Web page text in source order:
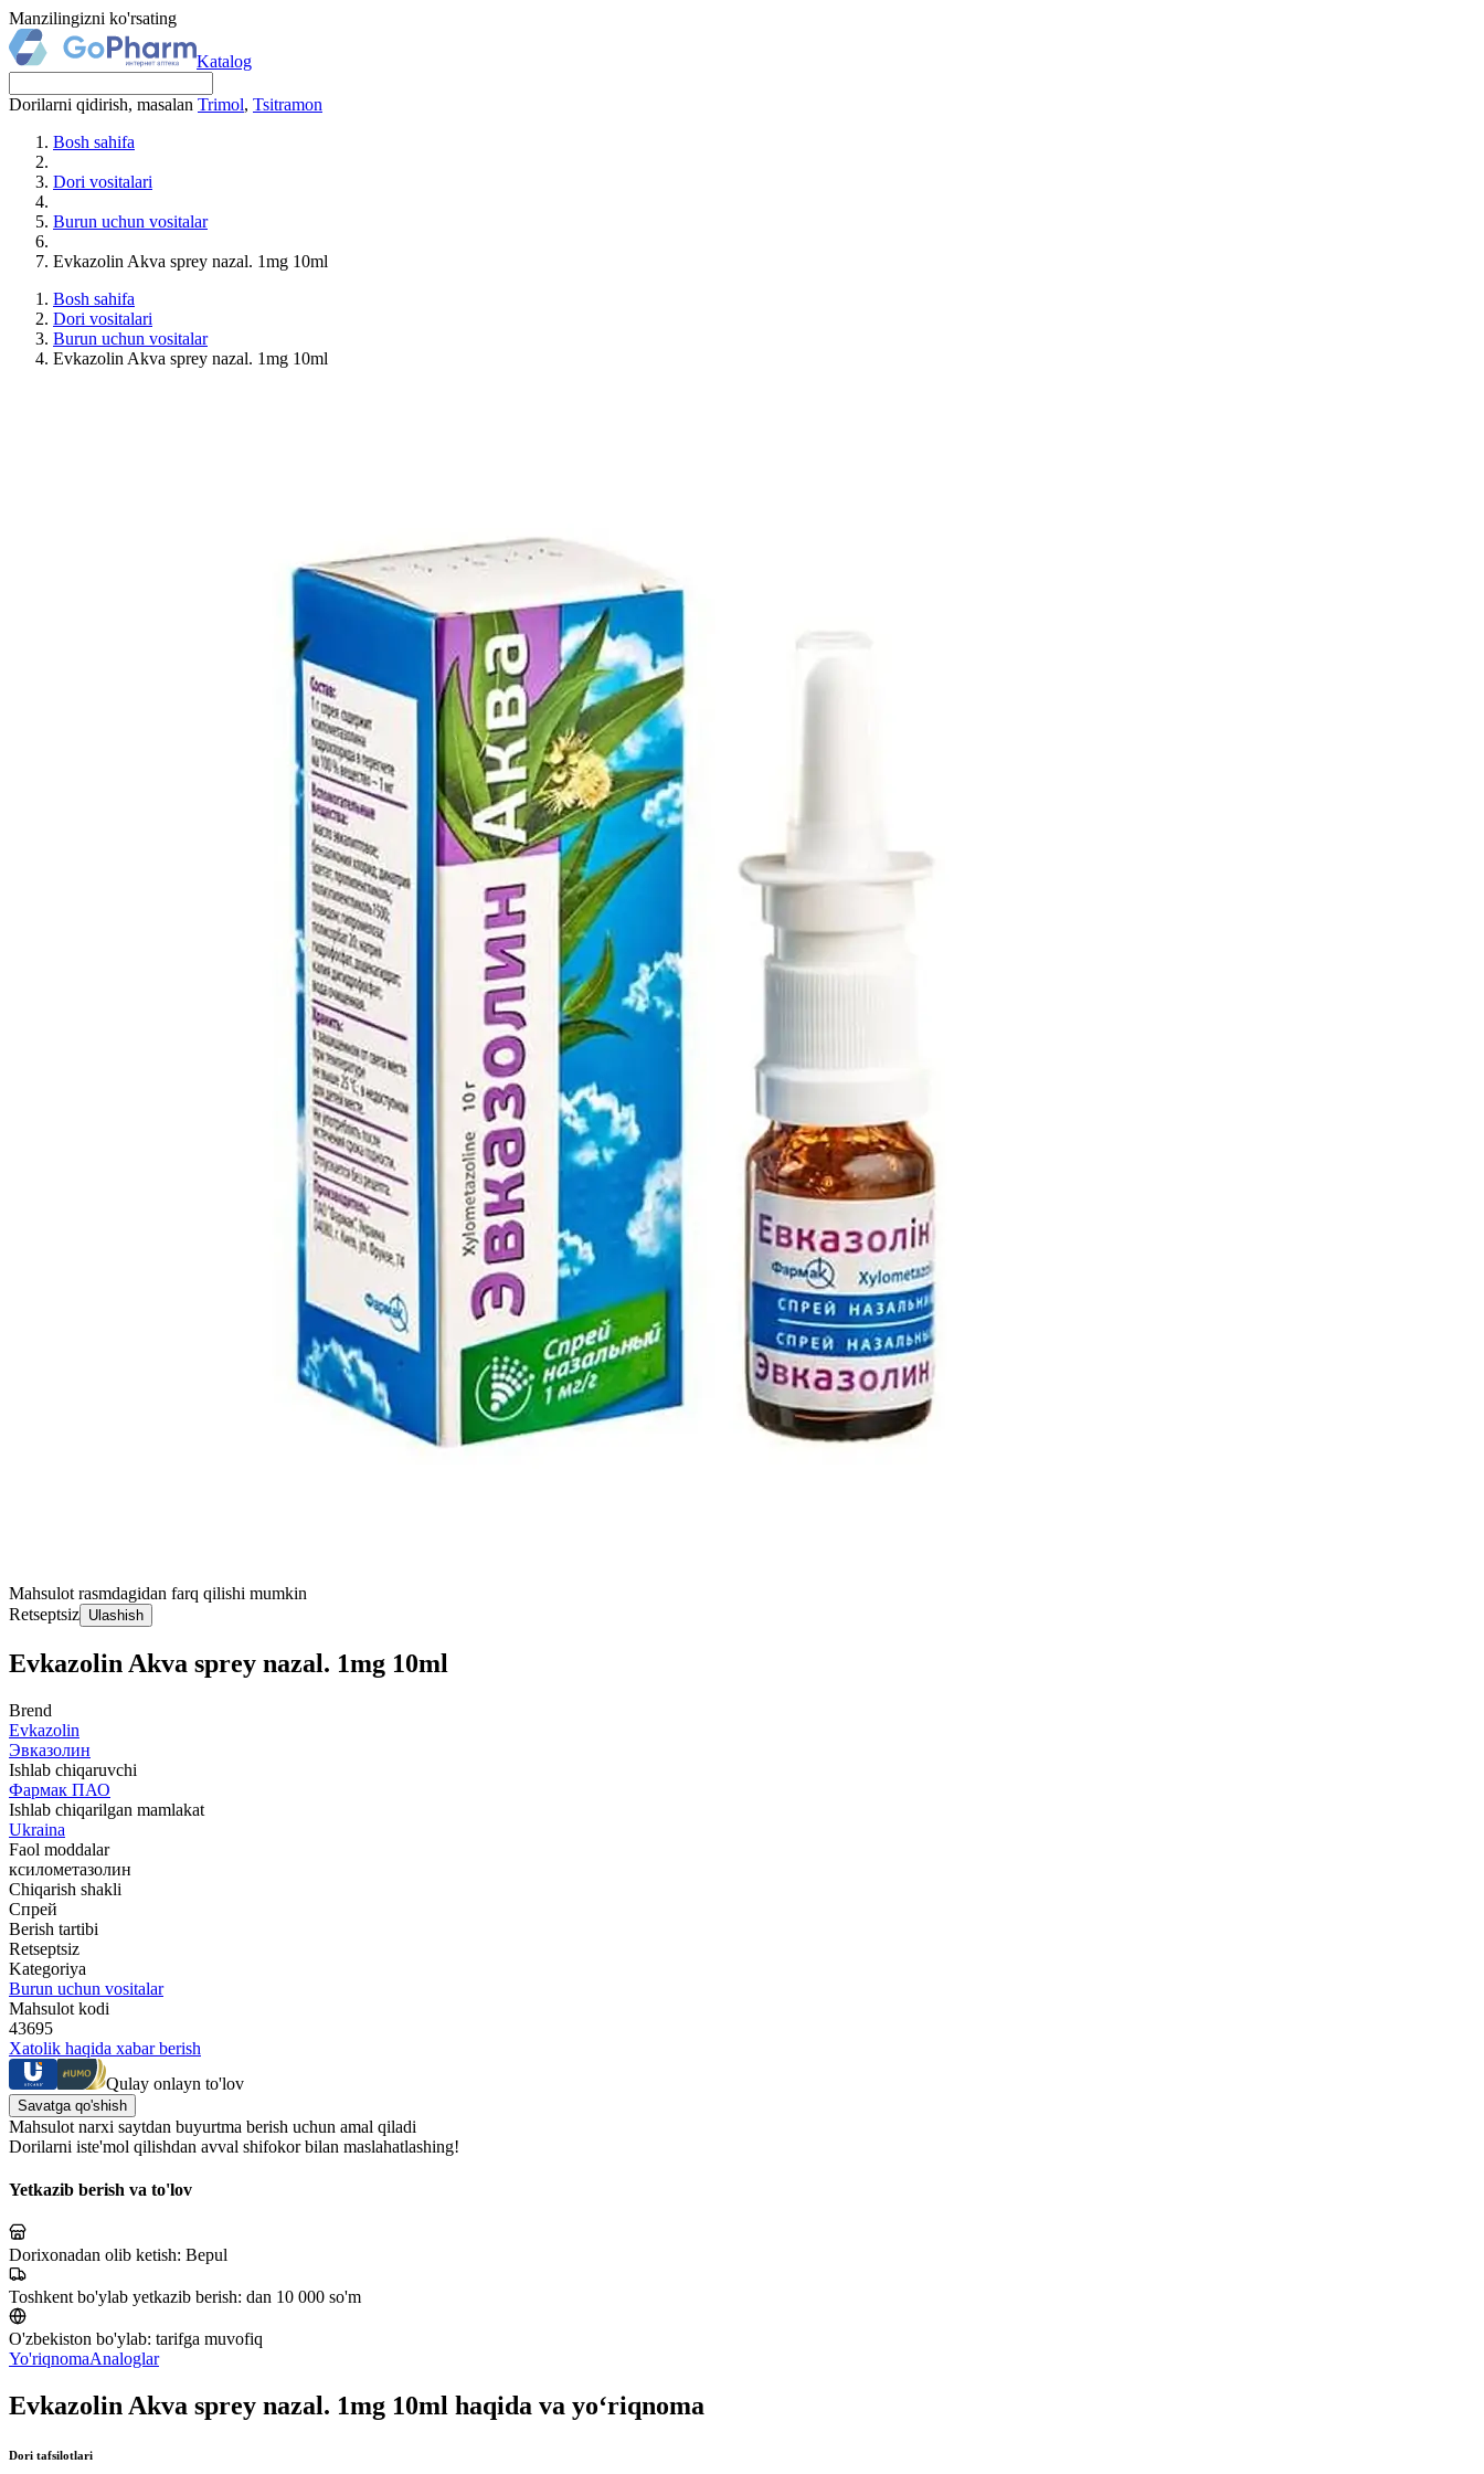
Manzilingizni ko'rsating
Katalog
Dorilarni qidirish, masalan Trimol, Tsitramon
Bosh sahifa
Dori vositalari
Burun uchun vositalar
Evkazolin Akva sprey nazal. 1mg 10ml
Bosh sahifa
Dori vositalari
Burun uchun vositalar
Evkazolin Akva sprey nazal. 1mg 10ml
Mahsulot rasmdagidan farq qilishi mumkin
Retseptsiz Ulashish
Evkazolin Akva sprey nazal. 1mg 10ml
Brend
Evkazolin
Эвказолин
Ishlab chiqaruvchi
Фармак ПАО
Ishlab chiqarilgan mamlakat
Ukraina
Faol moddalar
ксилометазолин
Chiqarish shakli
Спрей
Berish tartibi
Retseptsiz
Kategoriya
Burun uchun vositalar
Mahsulot kodi
43695
Xatolik haqida xabar berish
Qulay onlayn to'lov
Savatga qo'shish
Mahsulot narxi saytdan buyurtma berish uchun amal qiladi
Dorilarni iste'mol qilishdan avval shifokor bilan maslahatlashing!
Yetkazib berish va to'lov
Dorixonadan olib ketish: Bepul
Toshkent bo'ylab yetkazib berish: dan 10 000 so'm
O'zbekiston bo'ylab: tarifga muvofiq
Yo'riqnomaAnaloglar
Evkazolin Akva sprey nazal. 1mg 10ml haqida va yo‘riqnoma
Dori tafsilotlari